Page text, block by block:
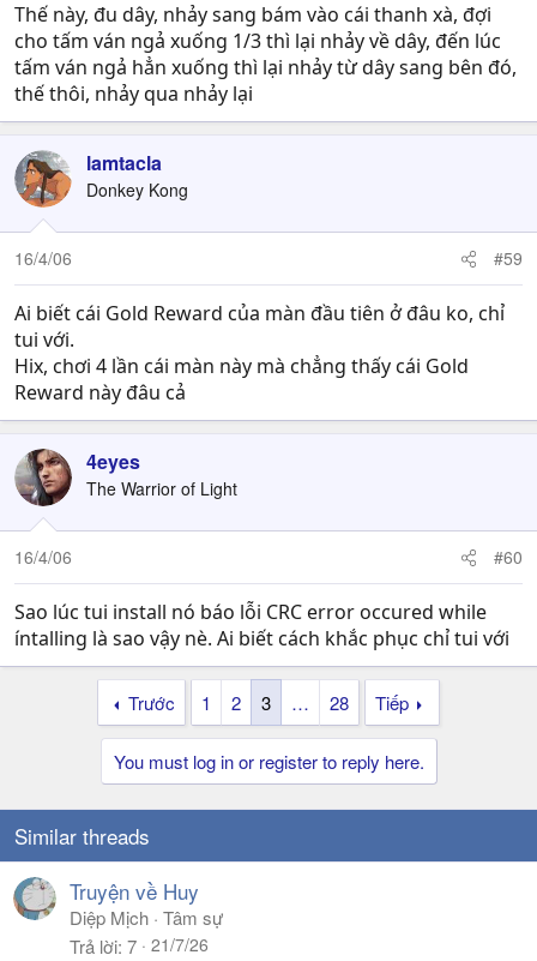
Thế này, đu dây, nhảy sang bám vào cái thanh xà, đợi
cho tấm ván ngả xuống 1/3 thì lại nhảy về dây, đến lúc
tấm ván ngả hẳn xuống thì lại nhảy từ dây sang bên đó,
thế thôi, nhảy qua nhảy lại
lamtacla
Donkey Kong
16/4/06 #59
Ai biết cái Gold Reward của màn đầu tiên ở đâu ko, chỉ
tui với.
Hix, chơi 4 lần cái màn này mà chẳng thấy cái Gold
Reward này đâu cả
4eyes
The Warrior of Light
16/4/06 #60
Sao lúc tui install nó báo lỗi CRC error occured while
íntalling là sao vậy nè. Ai biết cách khắc phục chỉ tui với
Trước 1 2 3 … 28 Tiếp
You must log in or register to reply here.
Similar threads
Truyện về Huy
Diệp Mịch Tâm sự
Trả lời 7 21/7/26